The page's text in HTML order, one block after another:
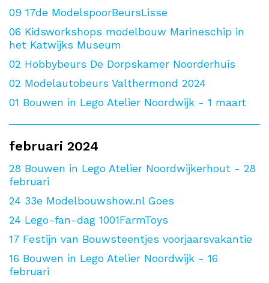
09 17de ModelspoorBeursLisse
06 Kidsworkshops modelbouw Marineschip in
het Katwijks Museum
02 Hobbybeurs De Dorpskamer Noorderhuis
02 Modelautobeurs Valthermond 2024
01 Bouwen in Lego Atelier Noordwijk - 1 maart
februari 2024
28 Bouwen in Lego Atelier Noordwijkerhout - 28
februari
24 33e Modelbouwshow.nl Goes
24 Lego-fan-dag 1001FarmToys
17 Festijn van Bouwsteentjes voorjaarsvakantie
16 Bouwen in Lego Atelier Noordwijk - 16
februari